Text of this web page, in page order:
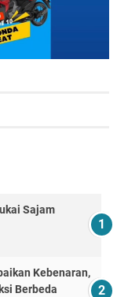
Sajam
Kebenaran,
Berbeda